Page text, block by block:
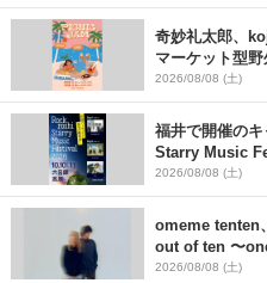
奇妙礼太郎、
マーケット型
早割チケット発
2026/08/08 (土)
福井で開催の
Starry Music
SCOOBIE DO
2026/08/08 (土)
omeme tenten
out of ten 〜
2026/08/08 (土)